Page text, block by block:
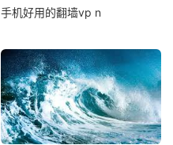
手机好用的翻墙vp n